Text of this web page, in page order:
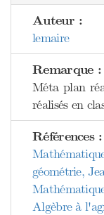
Auteur :
lemaire
Remarque :
Méta plan
réalisés en
Références :
géométrie,
Algèbre à